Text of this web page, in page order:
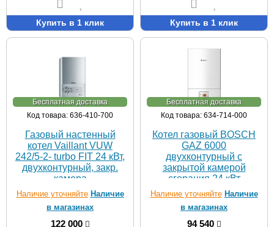
Купить в 1 клик Купить в 1 клик
Бесплатная доставка
Код товара: 636-410-700
Газовый настенный
котел Vaillant VUW
242/5-2- turbo FIT 24 кВт,
двухконтурный, закр.
камера
Наличие уточняйте Наличие
в магазинах
122 000
Бесплатная доставка
Код товара: 634-714-000
Котел газовый BOSCH
GAZ 6000
двухконтурный с
закрытой камерой
сгорания 24 кВт
Наличие уточняйте Наличие
в магазинах
94 540